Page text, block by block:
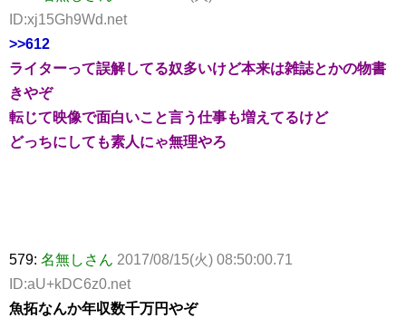
ID:xj15Gh9Wd.net
>>612
ライターって誤解してる奴多いけど本来は雑誌とかの物書
きやぞ
転じて映像で面白いこと言う仕事も増えてるけど
どっちにしても素人にゃ無理やろ
579: 名無しさん 2017/08/15(火) 08:50:00.71
ID:aU+kDC6z0.net
魚拓なんか年収数千万円やぞ